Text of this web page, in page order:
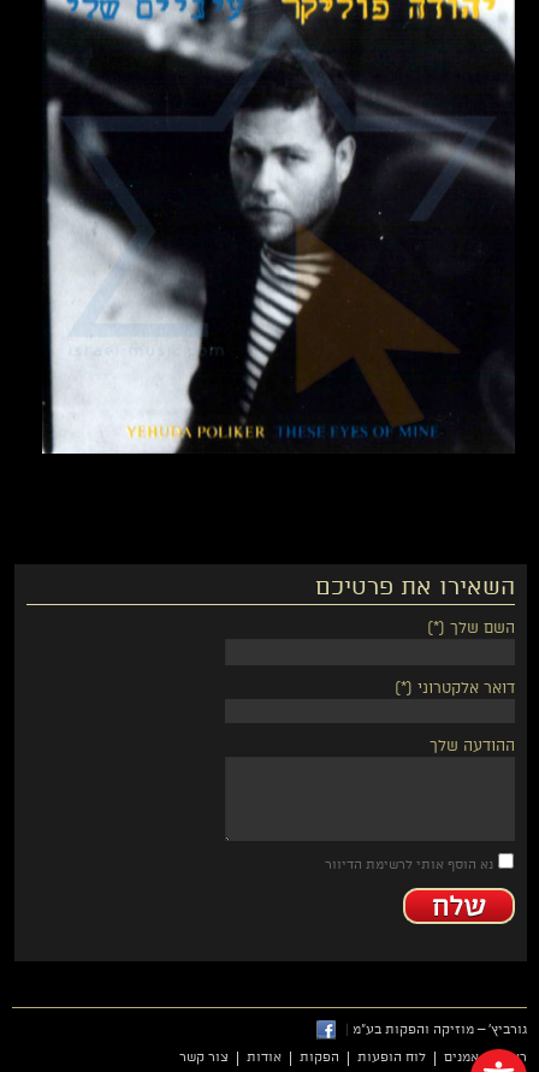
פתח סרגל נגישות
השאירו את פרטיכם
השם שלך (*)
דואר אלקטרוני (*)
ההודעה שלך
נא הוסף אותי לרשימת הדיוור
גורביץ' – מוזיקה והפקות בע"מ
ראשי
אמנים לוח הופעות הפקות אודות צור קשר